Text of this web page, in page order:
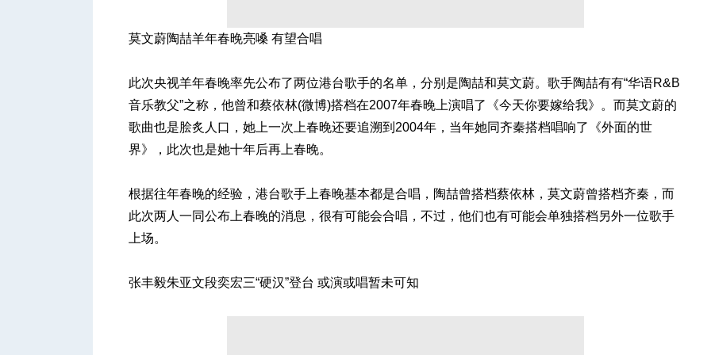
莫文蔚陶喆羊年春晚亮嗓 有望合唱
此次央视羊年春晚率先公布了两位港台歌手的名单，分别是陶喆和莫文蔚。歌手陶喆有有“华语R&B
音乐教父”之称，他曾和蔡依林(微博)搭档在2007年春晚上演唱了《今天你要嫁给我》。而莫文蔚的
歌曲也是脍炙人口，她上一次上春晚还要追溯到2004年，当年她同齐秦搭档唱响了《外面的世
界》，此次也是她十年后再上春晚。
根据往年春晚的经验，港台歌手上春晚基本都是合唱，陶喆曾搭档蔡依林，莫文蔚曾搭档齐秦，而
此次两人一同公布上春晚的消息，很有可能会合唱，不过，他们也有可能会单独搭档另外一位歌手
上场。
张丰毅朱亚文段奕宏三“硬汉”登台 或演或唱暂未可知